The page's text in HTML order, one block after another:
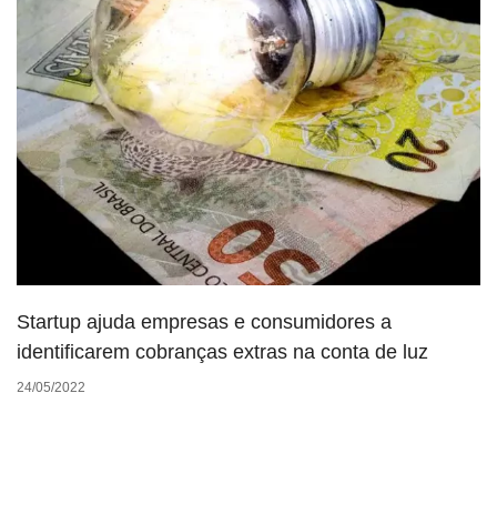
Startup ajuda empresas e consumidores a
identificarem cobranças extras na conta de luz
24/05/2022